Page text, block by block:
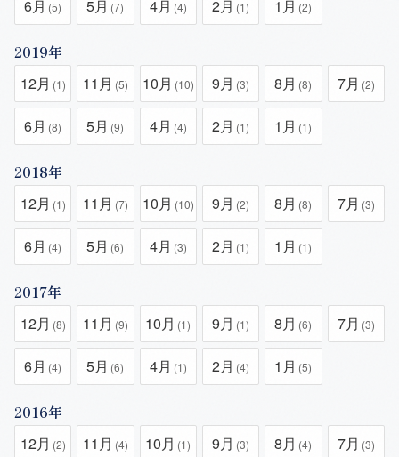
6月 (5) 5月 (7) 4月 (4) 2月 (1) 1月 (2)
2019年
12月 (1) 11月 (5) 10月 (10) 9月 (3) 8月 (8) 7月 (2)
6月 (8) 5月 (9) 4月 (4) 2月 (1) 1月 (1)
2018年
12月 (1) 11月 (7) 10月 (10) 9月 (2) 8月 (8) 7月 (3)
6月 (4) 5月 (6) 4月 (3) 2月 (1) 1月 (1)
2017年
12月 (8) 11月 (9) 10月 (1) 9月 (1) 8月 (6) 7月 (3)
6月 (4) 5月 (6) 4月 (1) 2月 (4) 1月 (5)
2016年
12月 (2) 11月 (4) 10月 (1) 9月 (3) 8月 (4) 7月 (3)